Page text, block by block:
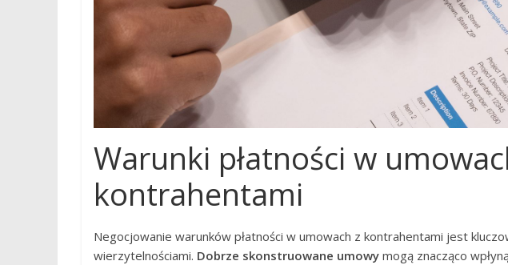
Warunki płatności w
kontrahentami
Negocjowanie warunków płatności w umowach z kontrahentami jest
wierzytelnościami. Dobrze skonstruowane umowy mogą znacząco